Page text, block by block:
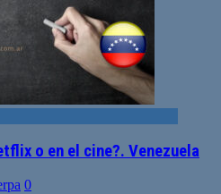
o en el cine?. Venezuela
0